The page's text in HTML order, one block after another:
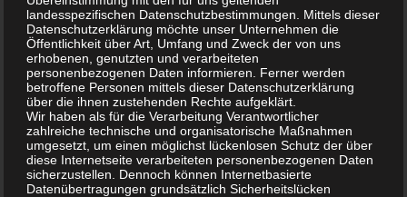
(Bruno-Taut-Ring 119)
Bringen Sie sich mit Ihrer Erfahrung und mit
Vorschlägen ein!
Themen u.a
– Vorbereitung Olvenstedter Frühjahrsputz
am 14. und 15.4.
landesspezifischen Datenschutzbestimmungen. Mittels dieser
Datenschutzerklärung möchte unser Unternehmen die
Öffentlichkeit über Art, Umfang und Zweck der von uns
erhobenen, genutzten und verarbeiteten
personenbezogenen Daten informieren. Ferner werden
betroffene Personen mittels dieser Datenschutzerklärung
über die ihnen zustehenden Rechte aufgeklärt.
Wir haben als für die Verarbeitung Verantwortlicher
zahlreiche technische und organisatorische Maßnahmen
umgesetzt, um einen möglichst lückenlosen Schutz der über
diese Internetseite verarbeiteten personenbezogenen Daten
sicherzustellen. Dennoch können Internetbasierte
Datenübertragungen grundsätzlich Sicherheitslücken